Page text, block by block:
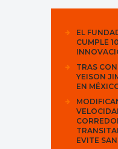
EL
CUMPLE
TRAS
YEISON
EN
EVITE